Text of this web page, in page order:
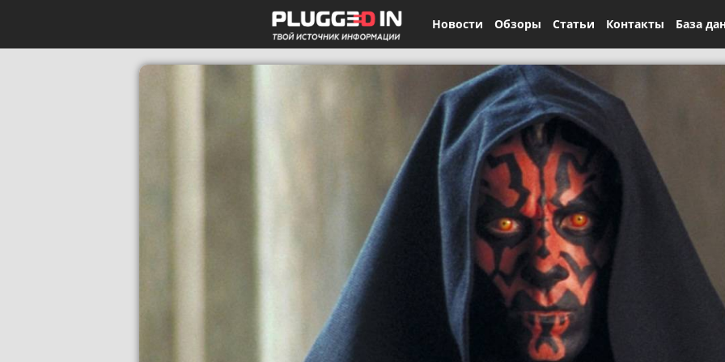
Новости Обзоры Статьи Контакты База